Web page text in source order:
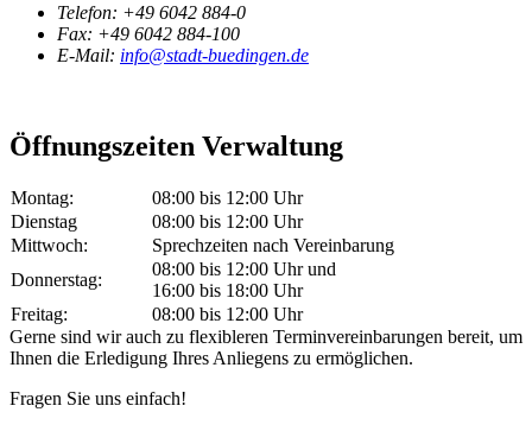
Telefon: +49 6042 884-0
Fax: +49 6042 884-100
E-Mail: info@stadt-buedingen.de
Öffnungszeiten Verwaltung
Montag:
08:00 bis 12:00 Uhr
Dienstag
08:00 bis 12:00 Uhr
Mittwoch:
Sprechzeiten nach Vereinbarung
Donnerstag:
08:00 bis 12:00 Uhr und
16:00 bis 18:00 Uhr
Freitag:
08:00 bis 12:00 Uhr
Gerne sind wir auch zu flexibleren Terminvereinbarungen bereit, um
Ihnen die Erledigung Ihres Anliegens zu ermöglichen.
Fragen Sie uns einfach!